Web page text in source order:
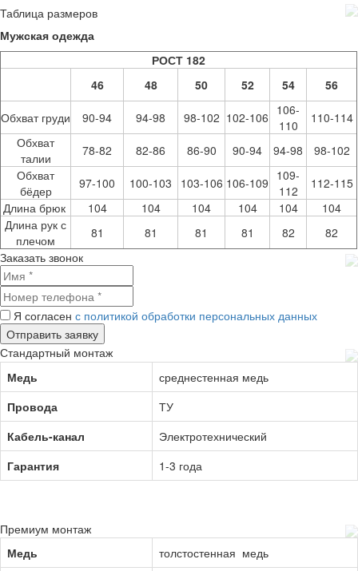
Таблица размеров
Мужская одежда
РОСТ 182
46
48 50 52 54 56
Обхват груди 90-94 94-98 98-102 102-106 106-
110
110-114
Обхват
талии
78-82 82-86 86-90 90-94 94-98
98-102
Обхват
бёдер
97-100 100-103 103-106 106-109 109-
112
112-115
Длина брюк
104 104 104 104 104
104
Длина рук с
плечом
81 81 81 81 82
82
Заказать звонок
Я согласен с политикой обработки персональных данных
Стандартный монтаж
Медь
среднестенная медь
Провода
ТУ
Кабель-канал
Электротехнический
Гарантия
1-3 года
Премиум монтаж
Медь
толстостенная медь